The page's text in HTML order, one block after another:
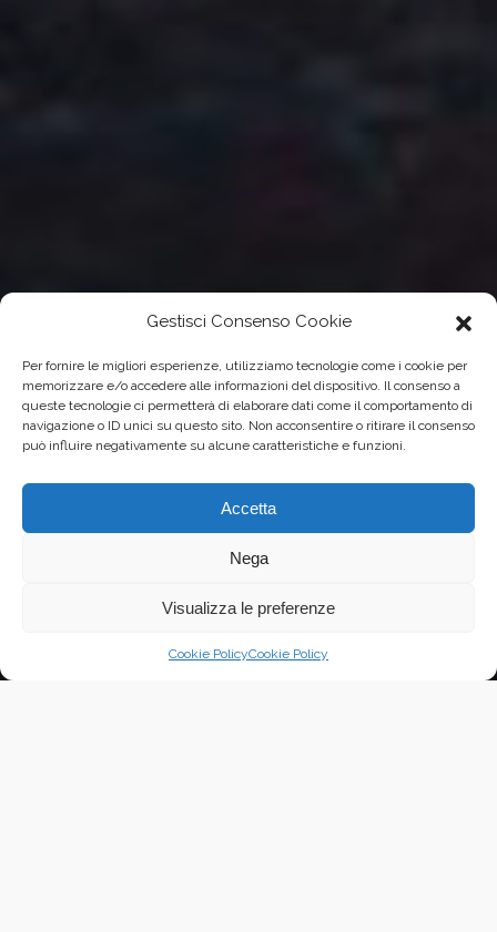
Gestisci Consenso Cookie
Per fornire le migliori esperienze, utilizziamo tecnologie come i cookie per
memorizzare e/o accedere alle informazioni del dispositivo. Il consenso a
queste tecnologie ci permetterà di elaborare dati come il comportamento di
navigazione o ID unici su questo sito. Non acconsentire o ritirare il consenso
può influire negativamente su alcune caratteristiche e funzioni.
Accetta
Nega
Visualizza le preferenze
Cookie PolicyCookie Policy